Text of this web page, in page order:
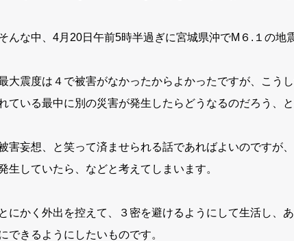
んな中、4月20日午前5時半過ぎに宮城県沖でM６.１の地
大震度は４で被害がなかったからよかったですが、こう
ている最中に別の災害が発生したらどうなるのだろう、と
害妄想、と笑って済ませられる話であればよいのですが
生していたら、などと考えてしまいます。
とにかく外出を控えて、３密を避けるようにして生活し、
できるようにしたいものです。